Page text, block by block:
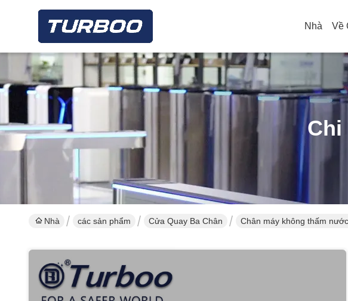
Nhà
Chi
Nhà các sản phẩm Cửa Quay Ba Chân Chân máy không thấm